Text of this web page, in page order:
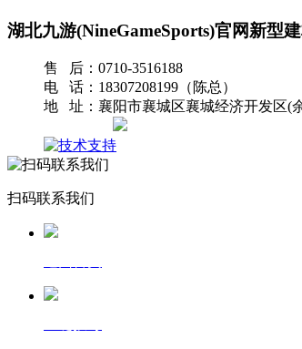
湖北九游(NineGameSports)官网新型
售 后：0710-3516188
电 话：18307208199（陈总）
地 址：襄阳市襄城区襄城经济开发区(
扫码联系我们